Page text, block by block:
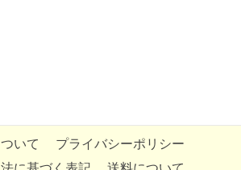
いて
プライバシーポリシー